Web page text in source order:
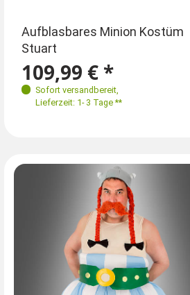
Aufblasbares Minion Kostüm
Stuart
109,99 € *
Sofort versandbereit,
Lieferzeit: 1- 3 Tage **
Einheitsgröße
M-XL
Jetzt vormerken